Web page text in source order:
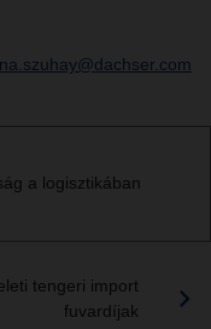
a logisztikában
tengeri import
fuvardíjak